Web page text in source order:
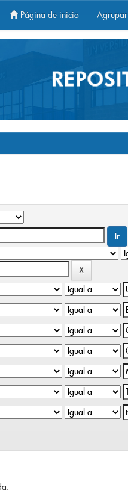
Página de inicio Agrupar